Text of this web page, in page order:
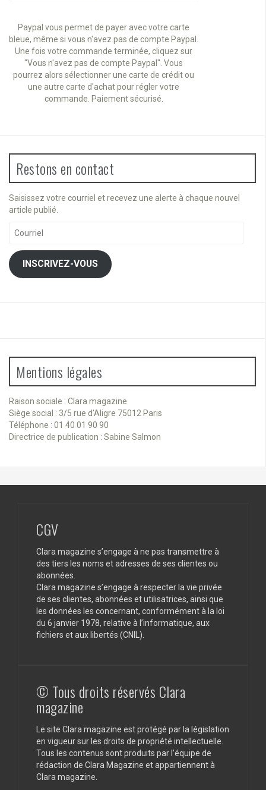
Paypal vous permet de payer avec votre carte
bleue, même si vous n'avez pas de compte Paypal.
Une fois votre commande terminée, cliquez sur
"Vous n'avez pas de compte Paypal". Vous
pourrez alors sélectionner une carte de crédit ou
une autre carte d'achat pour régler votre
commande. Paiement sécurisé.
Restons en contact
Saisissez votre courriel et recevez une alerte à chaque nouvel
article publié.
INSCRIVEZ-VOUS
Mentions légales
Raison sociale : Clara magazine
Siège social : 3/5 rue d’Aligre 75012 Paris
Téléphone : 01 40 01 90 90
Directrice de publication : Sabine Salmon
CGV
Clara magazine s’engage à ne pas transmettre à
des tiers les noms et adresses de ses clientes ou
abonnées.
Clara magazine s’engage à respecter la vie privée
de ses clientes, abonnées et utilisatrices, ainsi que
les données les concernant, conformément à la loi
du 6 janvier 1978, relative à l’informatique, aux
fichiers et aux libertés (CNIL).
© Tous droits réservés Clara
magazine
Le site Clara magazine est protégé par la législation
en vigueur sur les droits de propriété intellectuelle.
Tous les contenus sont produits par l’équipe de
rédaction de Clara Magazine et appartiennent à
Clara magazine.